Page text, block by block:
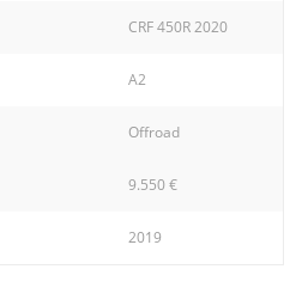
CRF 450R 2020
A2
Offroad
9.550 €
2019